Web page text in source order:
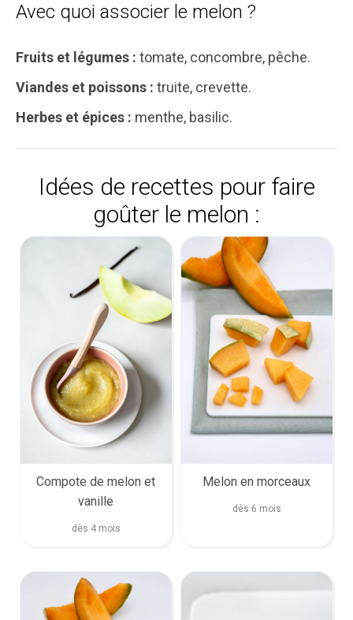
Avec quoi associer le melon ?
Fruits et légumes : tomate, concombre, pêche.
Viandes et poissons : truite, crevette.
Herbes et épices : menthe, basilic.
Idées de recettes pour faire
goûter le melon :
Compote de melon et
vanille
dès 4 mois
Melon en morceaux
dès 6 mois